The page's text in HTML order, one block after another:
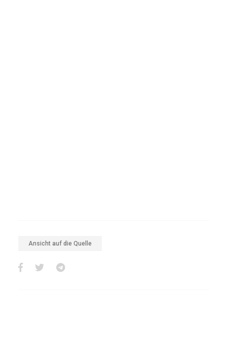
Ansicht auf die Quelle